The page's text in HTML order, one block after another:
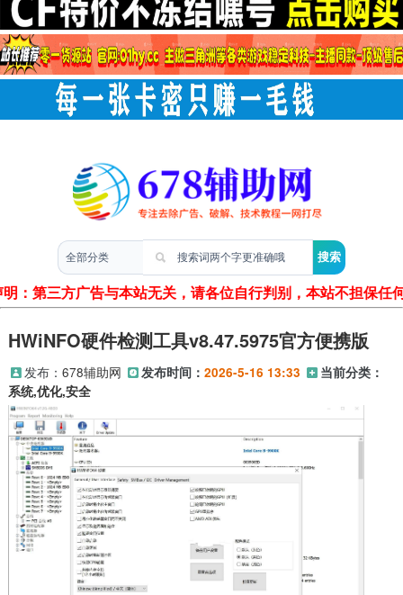
明：第三方广告与本站无关，请各位自行判别，本站不担保
HWiNFO硬件检测工具v8.47.5975官方便携版
发布： 678辅助网 发布时间： 2026-5-16 13:33
当前分类：
系统,优化,安全